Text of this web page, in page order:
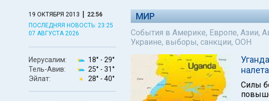
19 ОКТЯБРЯ 2013 | 22:56
ПОСЛЕДНЯЯ НОВОСТЬ: 23:25
07 АВГУСТА 2026
Иерусалим: 18° - 29°
Тель-Авив:
25° - 31°
Эйлат:
28° - 40°
МИР
События в Америке, Европе, Азии,
Украине, выборы, санкции, ООН
Силы